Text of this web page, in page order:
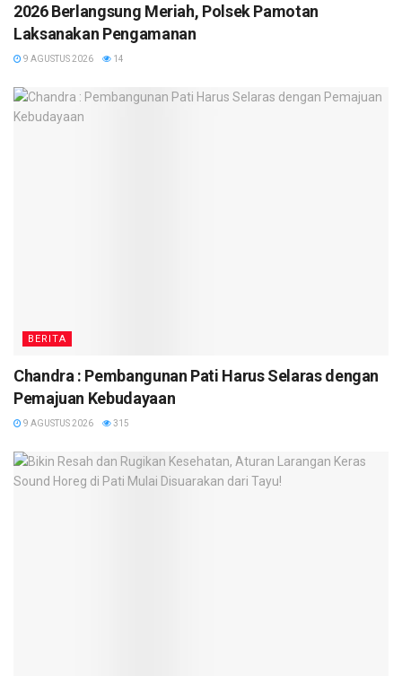
2026 Berlangsung Meriah, Polsek Pamotan
Laksanakan Pengamanan
9 AGUSTUS 2026 14
BERITA
Chandra : Pembangunan Pati Harus Selaras dengan
Pemajuan Kebudayaan
9 AGUSTUS 2026 315